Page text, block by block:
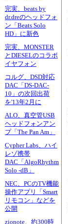
完実、beats by
dr.dreのヘッドフォ
ン「Beats Solo
HD」に新色
完実、MONSTER
とDIESELのコラボ
イヤフォン
コルグ、DSD対応
DAC「DS-DAC-
10」の次回出荷
を'13年2月に
ALO、真空管USB
ヘッドフォンアン
プ「The Pan Am」
Cypher Labs、ハイ
レゾ携帯
DAC「AlgoRhythm
Solo -dB」
NEC、PCのTV機能
操作アプリ「Smart
リモコン」などを
公開
zionote、約300時